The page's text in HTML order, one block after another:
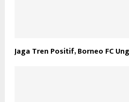
Jaga Tren Positif, Borneo FC